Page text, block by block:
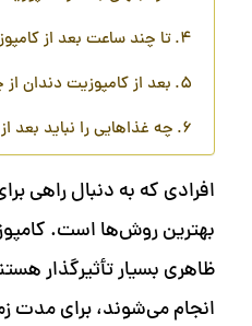
تا چند ساعت بعد از
بعد از کامپوزیت دندان
چه غذاهایی را نباید بعد
افرادی که به دنبال راهی
بهترین روش‌ها است.
ظاهری بسیار تأثیرگذار
انجام می‌شوند، برای مدت